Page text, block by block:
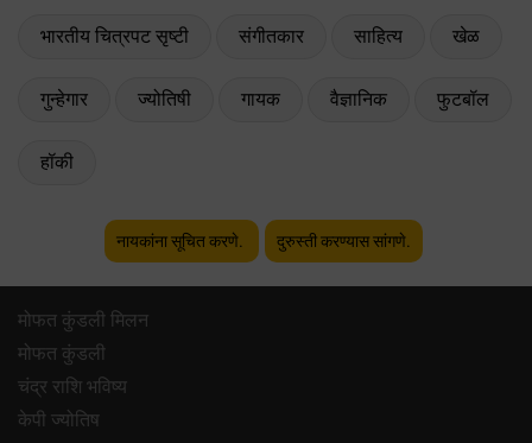
भारतीय चित्रपट सृष्टी संगीतकार साहित्य खेळ
गुन्हेगार ज्योतिषी गायक वैज्ञानिक फुटबॉल
हॉकी
नायकांना सूचित करणे. दुरुस्ती करण्यास सांगणे.
मोफत कुंडली मिलन
मोफत कुंडली
चंद्र राशि भविष्य
केपी ज्योतिष